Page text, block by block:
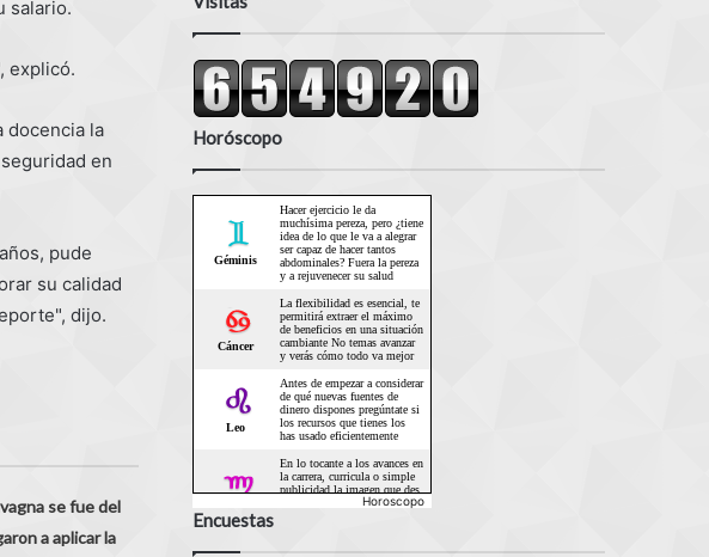
salario.
explicó.
docencia la
en
pude
su calidad
dijo.
se fue del
a aplicar la
Horóscopo
Horoscopo
Encuestas